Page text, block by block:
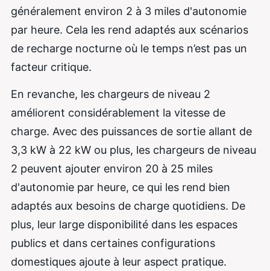
généralement environ 2 à 3 miles d'autonomie
par heure. Cela les rend adaptés aux scénarios
de recharge nocturne où le temps n’est pas un
facteur critique.
En revanche, les chargeurs de niveau 2
améliorent considérablement la vitesse de
charge. Avec des puissances de sortie allant de
3,3 kW à 22 kW ou plus, les chargeurs de niveau
2 peuvent ajouter environ 20 à 25 miles
d'autonomie par heure, ce qui les rend bien
adaptés aux besoins de charge quotidiens. De
plus, leur large disponibilité dans les espaces
publics et dans certaines configurations
domestiques ajoute à leur aspect pratique.